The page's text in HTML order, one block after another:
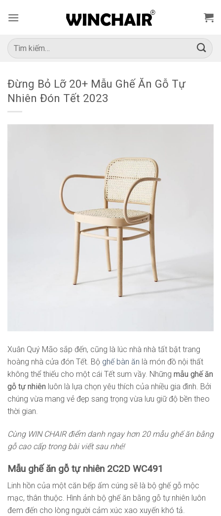
qua
dung
Tìm
kiếm:
Đừng Bỏ Lỡ 20+ Mẫu Ghế Ăn Gỗ Tự
Nhiên Đón Tết 2023
Xuân Quý Mão sắp đến, cũng là lúc nhà nhà tất bật trang
hoàng nhà cửa đón Tết. Bộ ghế bàn ăn là món đồ nội thất
không thể thiếu cho một cái Tết sum vầy. Những mẫu ghế ăn
gỗ tự nhiên luôn là lựa chọn yêu thích của nhiều gia đình. Bởi
chúng vừa mang vẻ đẹp sang trọng vừa lưu giữ độ bền theo
thời gian.
Cùng WIN CHAIR điểm danh ngay hơn 20 mẫu ghế ăn bằng
gỗ cao cấp trong bài viết sau nhé!
Mẫu ghế ăn gỗ tự nhiên 2C2D WC491
Linh hồn của một căn bếp ấm cúng sẽ là bộ ghế gỗ mộc
mạc, thân thuộc. Hình ảnh bộ ghế ăn bằng gỗ tự nhiên luôn
đem đến cho lòng người cảm xúc xao xuyến khó tả.